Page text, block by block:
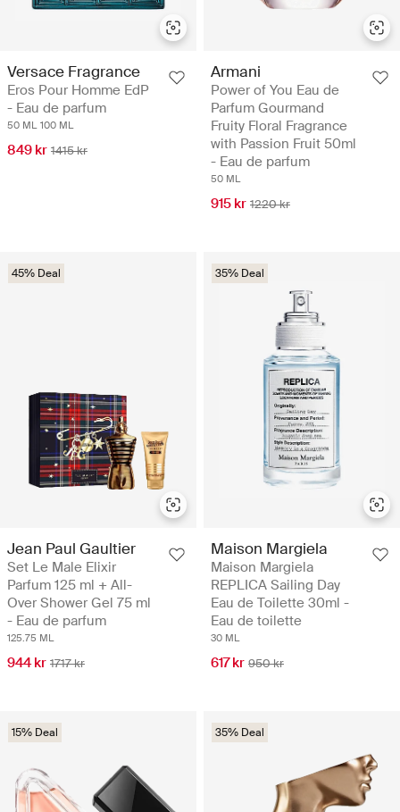
Versace Fragrance
Eros Pour Homme EdP
- Eau de parfum
50 ML 100 ML
849 kr 1415 kr
Armani
Power of You Eau de
Parfum Gourmand
Fruity Floral Fragrance
with Passion Fruit 50ml
- Eau de parfum
50 ML
915 kr 1220 kr
45% Deal
Jean Paul Gaultier
Set Le Male Elixir
Parfum 125 ml + All-
Over Shower Gel 75 ml
- Eau de parfum
125.75 ML
944 kr 1717 kr
35% Deal
Maison Margiela
Maison Margiela
REPLICA Sailing Day
Eau de Toilette 30ml -
Eau de toilette
30 ML
617 kr 950 kr
15% Deal 35% Deal